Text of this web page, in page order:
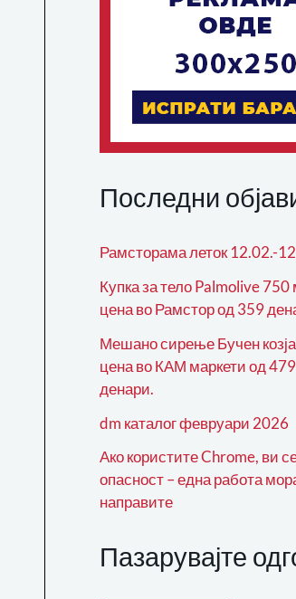
Последни
Рамсторама леток 12.02.-
Купка за тело Palmolive
цена во Рамстор од 359
Мешано сирење Бучен
цена во КАМ маркети од
денари.
dm каталог февруари 2026
Ако користите Chrome, ви
опасност – една работа
направите
Пазарувајте